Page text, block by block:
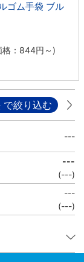
ゴム手袋 ブル
： 844円 ～)
で絞り込む
---
---
(---)
---
(---)